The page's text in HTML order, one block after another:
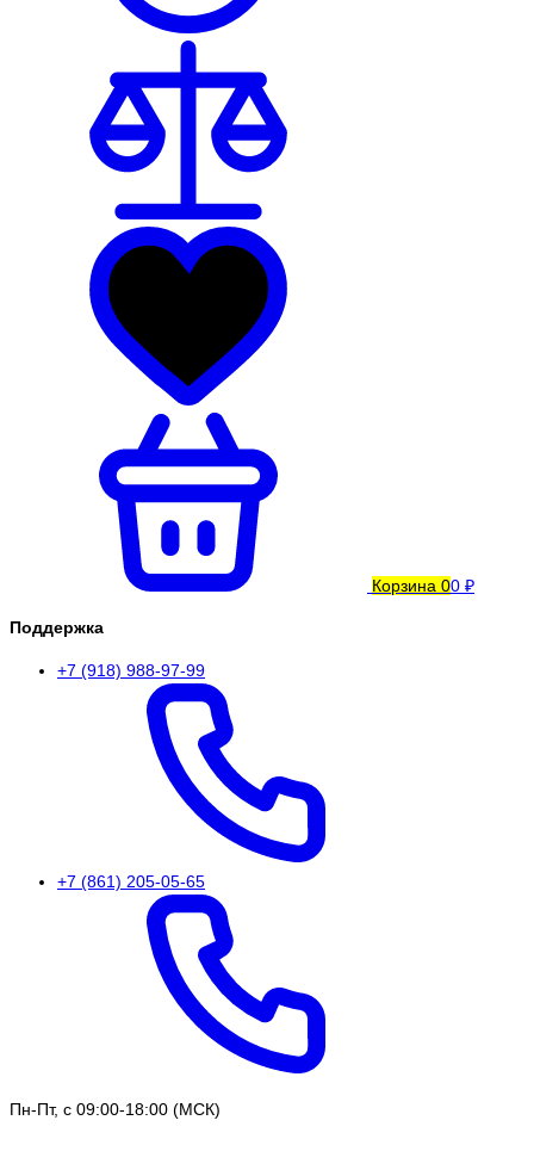
Корзина 00 ₽
Поддержка
+7 (918) 988-97-99
+7 (861) 205-05-65
Пн-Пт, с 09:00-18:00 (МСК)